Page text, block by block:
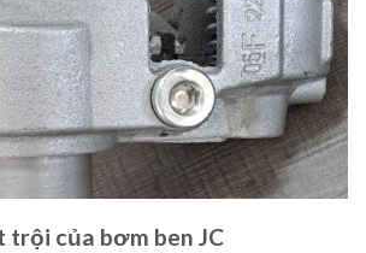
của bơm ben JC